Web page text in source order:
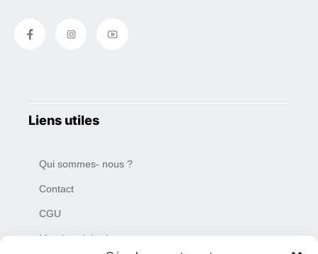
Liens utiles
Qui sommes- nous ?
Contact
CGU
Mentions Légales